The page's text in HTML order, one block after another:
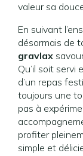
valeur sa
En suivant
désormais de
gravlax
Qu’il soit
d’un repas
toujours une
pas à
profiter
simple et